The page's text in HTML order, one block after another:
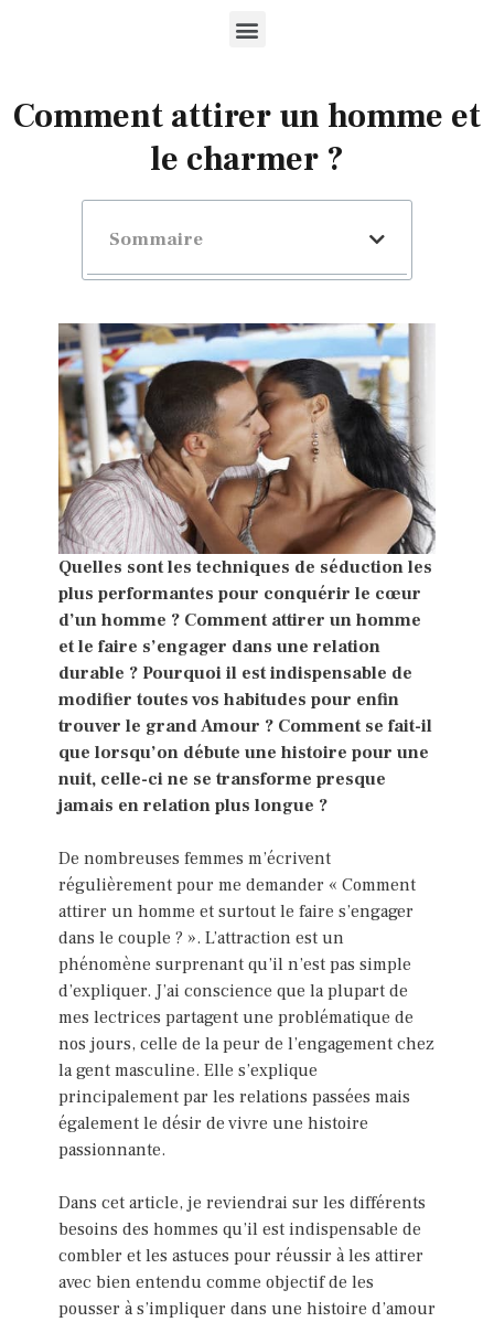
Comment attirer un homme et
le charmer ?
Sommaire
Quelles sont les techniques de séduction les
plus performantes pour conquérir le cœur
d’un homme ? Comment attirer un homme
et le faire s’engager dans une relation
durable ? Pourquoi il est indispensable de
modifier toutes vos habitudes pour enfin
trouver le grand Amour ? Comment se fait-il
que lorsqu’on débute une histoire pour une
nuit, celle-ci ne se transforme presque
jamais en relation plus longue ?
De nombreuses femmes m’écrivent
régulièrement pour me demander « Comment
attirer un homme et surtout le faire s’engager
dans le couple ? ». L’attraction est un
phénomène surprenant qu’il n’est pas simple
d’expliquer. J’ai conscience que la plupart de
mes lectrices partagent une problématique de
nos jours, celle de la peur de l’engagement chez
la gent masculine. Elle s’explique
principalement par les relations passées mais
également le désir de vivre une histoire
passionnante.
Dans cet article, je reviendrai sur les différents
besoins des hommes qu’il est indispensable de
combler et les astuces pour réussir à les attirer
avec bien entendu comme objectif de les
pousser à s’impliquer dans une histoire d’amour